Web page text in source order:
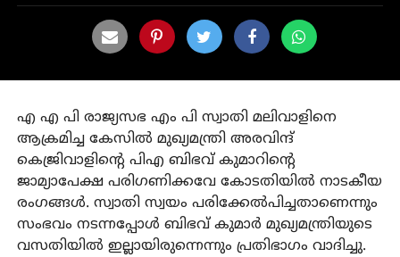
എ എ പി രാജ്യസഭ എം പി സ്വാതി മലിവാളിനെ
ആക്രമിച്ച കേസില്‍ മുഖ്യമന്ത്രി അരവിന്ദ്
കെജ്രിവാളിന്റെ പിഎ ബിഭവ് കുമാറിന്റെ
ജാമ്യാപേക്ഷ പരിഗണിക്കവേ കോടതിയില്‍ നാടകീയ
രംഗങ്ങള്‍. സ്വാതി സ്വയം പരിക്കേല്‍പിച്ചതാണെന്നും
സംഭവം നടന്നപ്പോള്‍ ബിഭവ് കുമാര്‍ മുഖ്യമന്ത്രിയുടെ
വസതിയില്‍ ഇല്ലായിരുന്നെന്നും പ്രതിഭാഗം വാദിച്ചു.